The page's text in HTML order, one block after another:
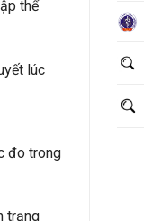
thể
lúc
đo trong
trạng